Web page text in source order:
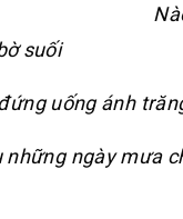
suối
uống ánh
mưa